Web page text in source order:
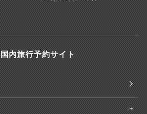
国内旅行予約サイト